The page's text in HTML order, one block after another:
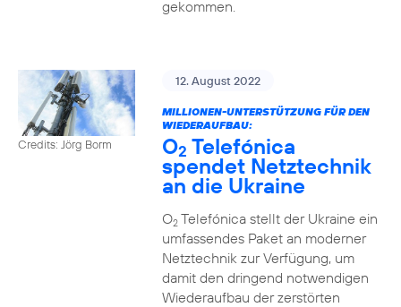
gekommen.
Credits: Jörg Borm
12. August 2022
MILLIONEN-UNTERSTÜTZUNG FÜR DEN
WIEDERAUFBAU:
O2 Telefónica
spendet Netztechnik
an die Ukraine
O2Telefónica stellt der Ukraine ein
umfassendes Paket an moderner
Netztechnik zur Verfügung, um
damit den dringend notwendigen
Wiederaufbau der zerstörten